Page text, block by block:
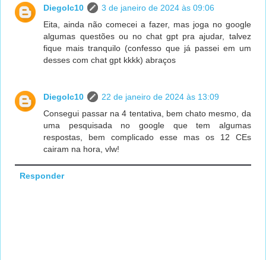
Diegolc10
3 de janeiro de 2024 às 09:06
Eita, ainda não comecei a fazer, mas joga no google
algumas questões ou no chat gpt pra ajudar, talvez
fique mais tranquilo (confesso que já passei em um
desses com chat gpt kkkk) abraços
Diegolc10
22 de janeiro de 2024 às 13:09
Consegui passar na 4 tentativa, bem chato mesmo, da
uma pesquisada no google que tem algumas
respostas, bem complicado esse mas os 12 CEs
cairam na hora, vlw!
Responder